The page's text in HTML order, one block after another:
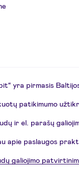
yra pirmasis
patikimumo
ir el. parašų
apie paslaugos
galiojimo